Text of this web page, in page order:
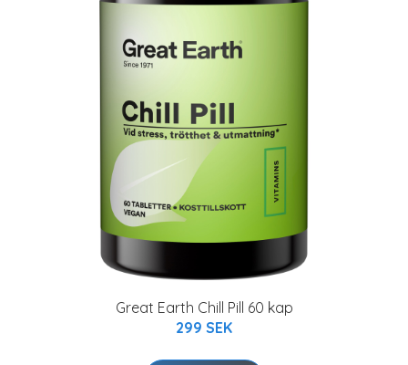
Great Earth Chill Pill 60 kap
299 SEK